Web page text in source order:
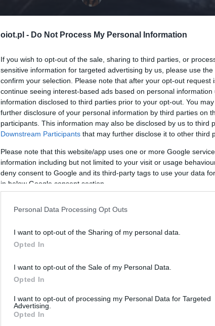
oiot.pl - Do Not Process My Personal Information
If you wish to opt-out of the sale, sharing to third parties, or
sensitive information for targeted advertising by us, please use
confirm your selection. Please note that after your opt-out request
continue seeing interest-based ads based on personal
information disclosed to third parties prior to your opt-out. You
further disclosure of your personal information by third parties on
participants. This information may also be disclosed by us to third
Downstream Participants that may further disclose it to other third
Please note that this website/app uses one or more Google
information including but not limited to your visit or usage
deny consent to Google and its third-party tags to use your data
in below Google consent section.
Personal Data Processing Opt Outs
I want to opt-out of the Sharing of my personal data.
Opted In
I want to opt-out of the Sale of my Personal Data.
Opted In
I want to opt-out of processing my Personal Data for Targeted
Advertising.
Opted In